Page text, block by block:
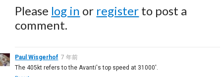
Please log in or register to post a
comment.
Paul Wisgerhof 7 年前
The 405kt refers to the Avanti's top speed at 31000'.